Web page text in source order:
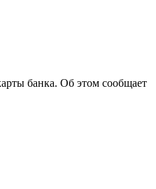
банка. Об этом сообщает